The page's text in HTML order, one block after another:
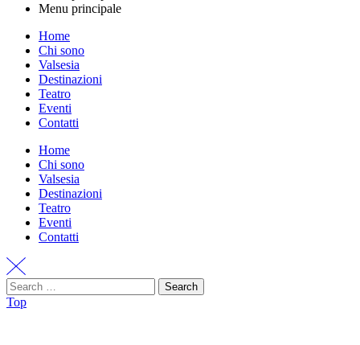
Menu principale
Home
Chi sono
Valsesia
Destinazioni
Teatro
Eventi
Contatti
Home
Chi sono
Valsesia
Destinazioni
Teatro
Eventi
Contatti
Search
Top